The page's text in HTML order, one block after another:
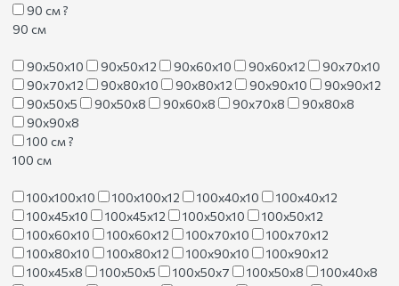
90 см?
90 см
90х50х10 90х50х12 90х60х10 90х60х12
90х70х10
90х70х12
90х80х10 90х80х12 90х90х10
90х90х12
90х50х5
90х50х8 90х60х8 90х70х8
90х80х8
90х90х8
100 см?
100 см
100х100х10 100х100х12 100х40х10
100х40х12
100х45х10
100х45х12 100х50х10
100х50х12
100х60х10
100х60х12 100х70х10
100х70х12
100х80х10
100х80х12 100х90х10
100х90х12
100х45х8
100х50х5 100х50х7 100х50х8
100х40х8